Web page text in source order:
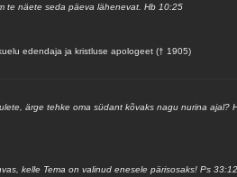
te näete seda päeva lähenevat. Hb 10:25
edendaja ja kristluse apologeet († 1905)
ärge tehke oma südant kõvaks nagu nurina ajal?
kelle Tema on valinud enesele pärisosaks! Ps